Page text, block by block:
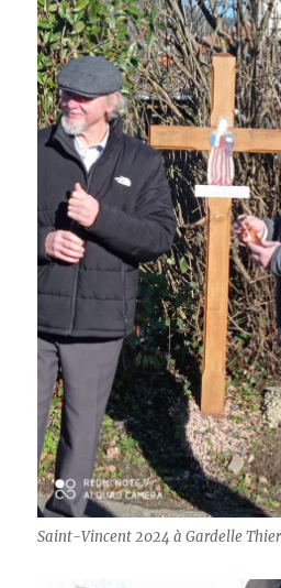
Saint-Vincent 2024 à Gardelle